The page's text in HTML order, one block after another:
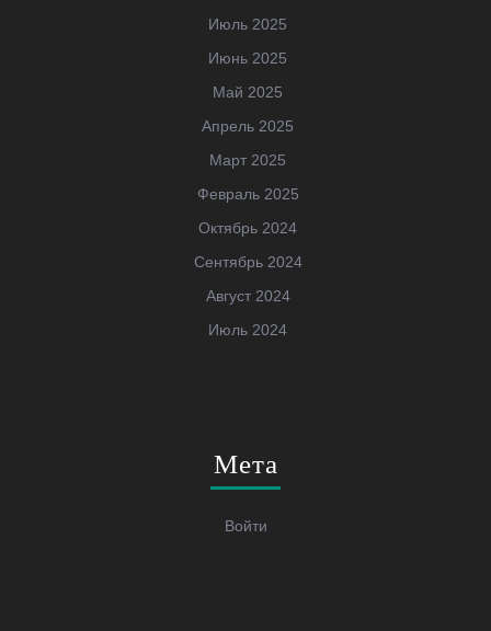
Июль 2025
Июнь 2025
Май 2025
Апрель 2025
Март 2025
Февраль 2025
Октябрь 2024
Сентябрь 2024
Август 2024
Июль 2024
Мета
Войти